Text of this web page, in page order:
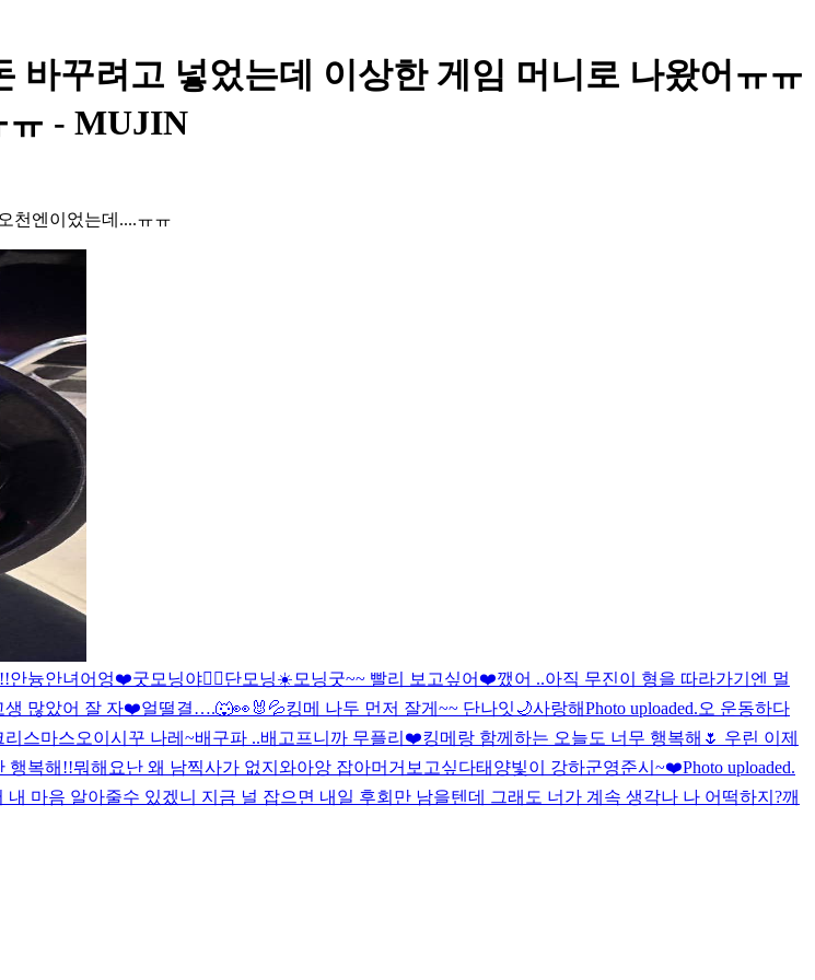
바꾸려고 넣었는데 이상한 게임 머니로 나왔어ㅠㅠ
ㅠ - MUJIN
천엔이었는데....ㅠㅠ
안늉안녀어엉❤️굿모닝야❤️‍🔥단모닝☀️ 모닝굿~~ 빨리 보고싶어❤️깼어 ..아직 무진이 형을 따라가기엔 멀
생 많았어 잘 자❤️얼떨결….🐺👀🐰💦킹메 나두 먼저 잘게~~ 단나잇🌙사랑해Photo uploaded.오 운동하다
리스마스오이시꾸 나레~배구파 ..배고프니까 무플리❤️킹메랑 함께하는 오늘도 너무 행복해🌷 우린 이제
행복해!!뭐해요난 왜 남찍사가 없지 와아앙 잡아머거 보고싶다태양빛이 강하군영준시~❤️Photo uploaded.
내 마음 알아줄수 있겠니 지금 널 잡으면 내일 후회만 남을텐데 그래도 너가 계속 생각나 나 어떡하지?깨